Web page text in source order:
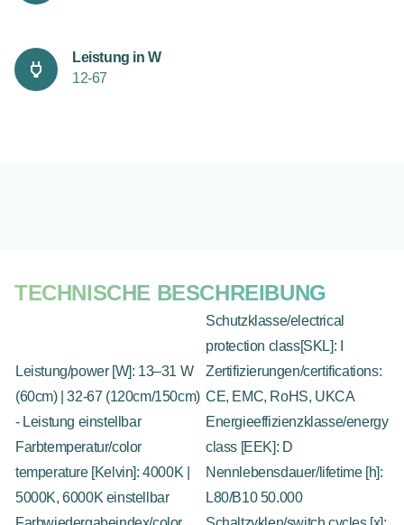
Leistung in W
12-67
TECHNISCHE BESCHREIBUNG
Leistung/power [W]: 13–31 W
(60cm) | 32-67 (120cm/150cm)
- Leistung einstellbar
Farbtemperatur/color
temperature [Kelvin]: 4000K |
5000K, 6000K einstellbar
Schutzklasse/electrical
protection class[SKL]: I
Zertifizierungen/certifications:
CE, EMC, RoHS, UKCA
Energieeffizienzklasse/energy
class [EEK]: D
Nennlebensdauer/lifetime [h]:
L80/B10 50.000